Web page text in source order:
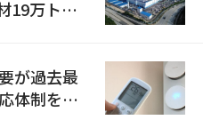
19万トン
が過去最
体制を点